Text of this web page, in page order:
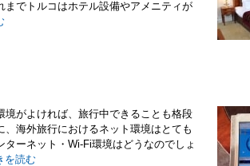
でトルコはホテル設備やアメニティが
がよければ、旅行中できることも格段
海外旅行におけるネット環境はとても
ーネット・Wi-Fi環境はどうなのでしょ
を読む